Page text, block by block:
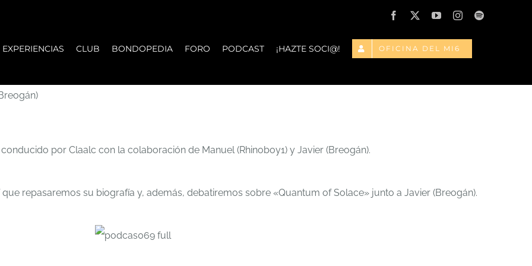
Facebook
X YouTubeInstagramSpotify
EXPERIENCIAS CLUB BONDOPEDIA FORO PODCAST ¡HAZTE SOCI@! OFICINA DEL MI6
por Claalc con la colaboración de Manuel (Rhinoboy1) y Javier (Breogán).
repasaremos su biografía y, además, debatiremos sobre «Quantum of Solace» junto a Javier (Breogán).